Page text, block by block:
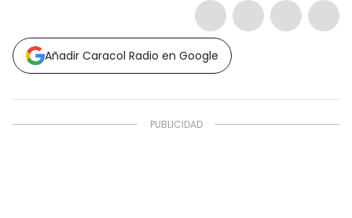
Añadir Caracol Radio en Google